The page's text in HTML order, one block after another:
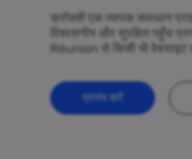
क्रॉक्सी एक व्यापक समाधान
विश्वसनीय और सुरक्षित पहुँच
Réunion से किसी भी वेबसाइट
प्रारंभ करें